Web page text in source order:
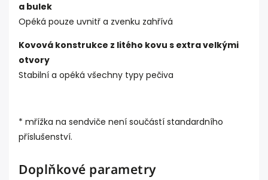
a bulek
Opéká pouze uvnitř a zvenku zahřívá
Kovová konstrukce z litého kovu s extra velkými
otvory
Stabilní a opéká všechny typy pečiva
* mřížka na sendviče není součástí standardního
příslušenství.
Doplňkové parametry